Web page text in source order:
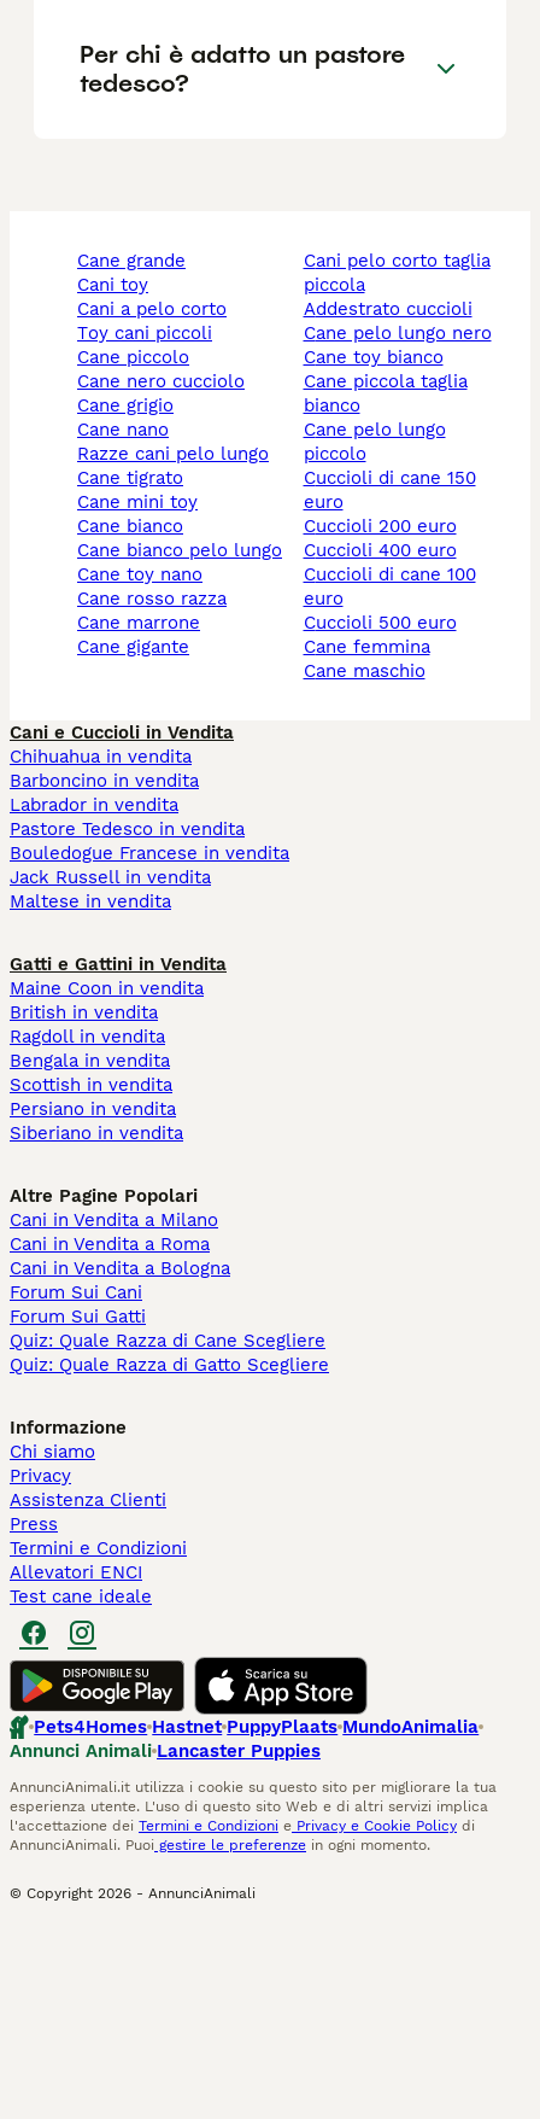
Per chi è adatto un pastore
tedesco?
cane grande
cani toy
cani a pelo corto
toy cani piccoli
cane piccolo
cane nero cucciolo
cane grigio
cane nano
razze cani pelo lungo
cane tigrato
cane mini toy
cane bianco
cane bianco pelo lungo
cane toy nano
cane rosso razza
cane marrone
cane gigante
cani pelo corto taglia
piccola
addestrato cuccioli
cane pelo lungo nero
cane toy bianco
cane piccola taglia
bianco
cane pelo lungo
piccolo
cuccioli di cane 150
euro
cuccioli 200 euro
cuccioli 400 euro
cuccioli di cane 100
euro
cuccioli 500 euro
cane femmina
cane maschio
Cani e Cuccioli in Vendita
Chihuahua in vendita
Barboncino in vendita
Labrador in vendita
Pastore Tedesco in vendita
Bouledogue Francese in vendita
Jack Russell in vendita
Maltese in vendita
Gatti e Gattini in Vendita
Maine Coon in vendita
British in vendita
Ragdoll in vendita
Bengala in vendita
Scottish in vendita
Persiano in vendita
Siberiano in vendita
Altre Pagine Popolari
Cani in Vendita a Milano
Cani in Vendita a Roma
Cani in Vendita a Bologna
Forum Sui Cani
Forum Sui Gatti
Quiz: Quale Razza di Cane Scegliere
Quiz: Quale Razza di Gatto Scegliere
Informazione
Chi siamo
Privacy
Assistenza Clienti
Press
Termini e Condizioni
Allevatori ENCI
Test cane ideale
Pets4Homes Hastnet PuppyPlaats MundoAnimalia
Annunci Animali Lancaster Puppies
AnnunciAnimali.it utilizza i cookie su questo sito per migliorare la tua
esperienza utente. L'uso di questo sito Web e di altri servizi implica
l'accettazione dei Termini e Condizioni e Privacy e Cookie Policy di
AnnunciAnimali. Puoi gestire le preferenze in ogni momento.
© Copyright 2026 - AnnunciAnimali